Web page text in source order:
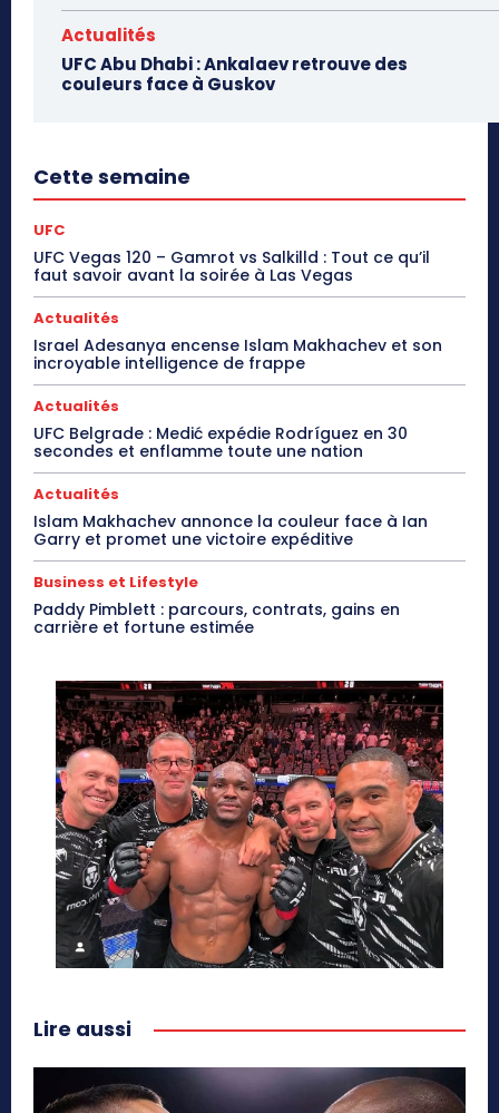
Actualités
UFC Abu Dhabi : Ankalaev retrouve des
couleurs face à Guskov
Cette semaine
UFC
UFC Vegas 120 – Gamrot vs Salkilld : Tout ce qu’il
faut savoir avant la soirée à Las Vegas
Actualités
Israel Adesanya encense Islam Makhachev et son
incroyable intelligence de frappe
Actualités
UFC Belgrade : Medić expédie Rodríguez en 30
secondes et enflamme toute une nation
Actualités
Islam Makhachev annonce la couleur face à Ian
Garry et promet une victoire expéditive
Business et Lifestyle
Paddy Pimblett : parcours, contrats, gains en
carrière et fortune estimée
Lire aussi